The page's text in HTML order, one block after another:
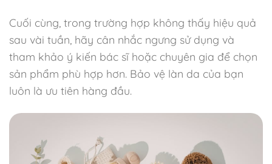
Cuối cùng, trong trường hợp không thấy hiệu quả
sau vài tuần, hãy cân nhắc ngưng sử dụng và
tham khảo ý kiến bác sĩ hoặc chuyên gia để chọn
sản phẩm phù hợp hơn. Bảo vệ làn da của bạn
luôn là ưu tiên hàng đầu.